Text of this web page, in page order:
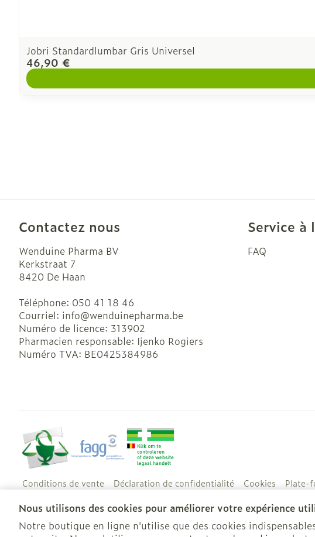
Nous utilisons des cookies pour améliorer votre expérience
Notre boutique en ligne n'utilise que des cookies
Jobri Standardlumbar Gris Universel
46,90 €
Contactez nous
Wenduine Pharma BV
Kerkstraat 7
8420 De Haan
Téléphone: 050 41 18 46
Courriel: info@wenduinepharma.be
Numéro de licence: 313902
Pharmacien responsable: Ijenko Rogiers
Numéro TVA: BE0425384986
Service à
FAQ
Conditions de vente Déclaration de confidentialité Cookies Plate-